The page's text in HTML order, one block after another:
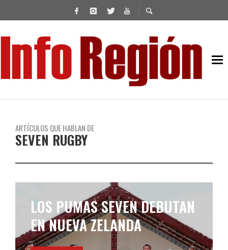
ARTÍCULOS QUE HABLAN DE
SEVEN RUGBY
LOS PUMAS SEVEN DEBUTAN
EN NUEVA ZELANDA